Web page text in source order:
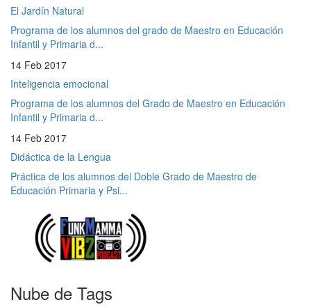
El Jardín Natural
Programa de los alumnos del grado de Maestro en Educación
Infantil y Primaria d...
14 Feb 2017
Inteligencia emocional
Programa de los alumnos del Grado de Maestro en Educación
Infantil y Primaria d...
14 Feb 2017
Didáctica de la Lengua
Práctica de los alumnos del Doble Grado de Maestro de
Educación Primaria y Psi...
Nube de Tags